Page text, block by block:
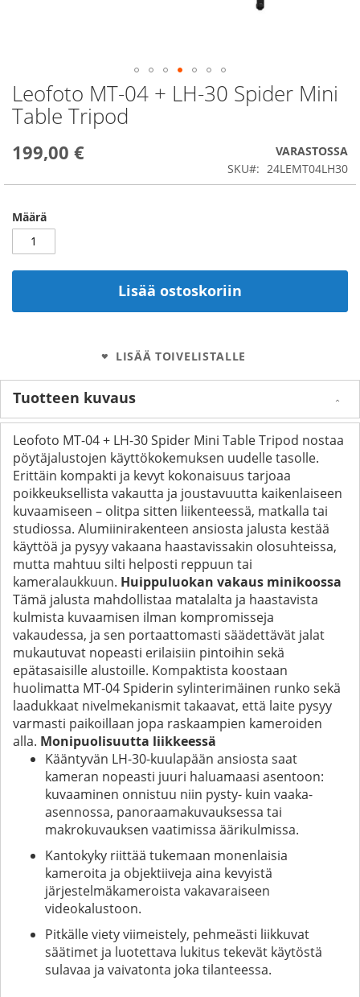
Leofoto MT-04 + LH-30 Spider Mini
Table Tripod
199,00 €
VARASTOSSA
SKU
24LEMT04LH30
Määrä
Lisää ostoskoriin
LISÄÄ TOIVELISTALLE
Skip
to
the
of
Tuotteen kuvaus
Leofoto MT-04 + LH-30 Spider Mini Table Tripod nostaa
pöytäjalustojen käyttökokemuksen uudelle tasolle.
Erittäin kompakti ja kevyt kokonaisuus tarjoaa
poikkeuksellista vakautta ja joustavuutta kaikenlaiseen
kuvaamiseen – olitpa sitten liikenteessä, matkalla tai
studiossa. Alumiinirakenteen ansiosta jalusta kestää
käyttöä ja pysyy vakaana haastavissakin olosuhteissa,
mutta mahtuu silti helposti reppuun tai
kameralaukkuun. Huippuluokan vakaus minikoossa
Tämä jalusta mahdollistaa matalalta ja haastavista
kulmista kuvaamisen ilman kompromisseja
vakaudessa, ja sen portaattomasti säädettävät jalat
mukautuvat nopeasti erilaisiin pintoihin sekä
epätasaisille alustoille. Kompaktista koostaan
huolimatta MT-04 Spiderin sylinterimäinen runko sekä
laadukkaat nivelmekanismit takaavat, että laite pysyy
varmasti paikoillaan jopa raskaampien kameroiden
alla. Monipuolisuutta liikkeessä
Kääntyvän LH-30-kuulapään ansiosta saat
kameran nopeasti juuri haluamaasi asentoon:
kuvaaminen onnistuu niin pysty- kuin vaaka-
asennossa, panoraamakuvauksessa tai
makrokuvauksen vaatimissa äärikulmissa.
Kantokyky riittää tukemaan monenlaisia
kameroita ja objektiiveja aina kevyistä
järjestelmäkameroista vakavaraiseen
videokalustoon.
Pitkälle viety viimeistely, pehmeästi liikkuvat
säätimet ja luotettava lukitus tekevät käytöstä
sulavaa ja vaivatonta joka tilanteessa.